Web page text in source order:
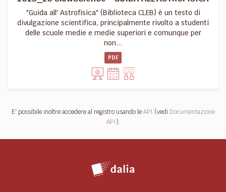
"Guida all' Astrofisica" (Biblioteca CLEB) è un testo di
divulgazione scientifica, principalmente rivolto a studenti
delle scuole medie e medie superiori e comunque per
non...
PDF
E' possibile inoltre accedere al registro usando leAPI (vedi Documentazione
API).